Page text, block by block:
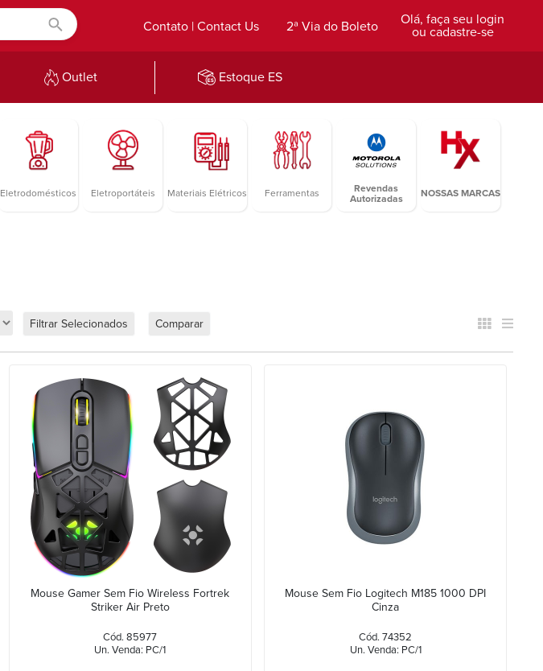
Olá, faça seu login
ou cadastre-se
2ª Via do Boleto
Contato | Contact Us
Outlet Estoque ES
Eletrodomésticos Eletroportáteis Materiais Elétricos Ferramentas
Revendas
Autorizadas
NOSSAS MARCAS
Filtrar Selecionados Comparar
Mouse Gamer Sem Fio Wireless Fortrek
Striker Air Preto
Cód. 85977
Un. Venda: PC/1
Mouse Sem Fio Logitech M185 1000 DPI
Cinza
Cód. 74352
Un. Venda: PC/1